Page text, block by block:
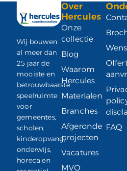
Wij bouwen
al meer dan
25 jaar de
mooiste en
betrouwbaarste
speelruimte
voor
gemeentes,
scholen,
kinderopvang,
onderwijs,
horeca en
Over
Hercules
Onze
collectie
Blog
Waarom
Hercules
Materialen
Branches
Afgeronde
projecten
Vacatures
MVO
FAQ